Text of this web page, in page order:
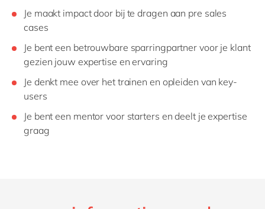
Je maakt impact door bij te dragen aan pre sales
cases
Je bent een betrouwbare sparringpartner voor je klant
gezien jouw expertise en ervaring
Je denkt mee over het trainen en opleiden van key-
users
Je bent een mentor voor starters en deelt je expertise
graag